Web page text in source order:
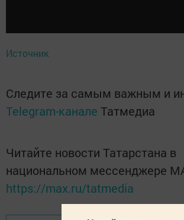
Источник
Следите за самым важным и
Telegram-канале Татмедиа
Читайте новости Татарстана в
национальном мессенджере
https://max.ru/tatmedia